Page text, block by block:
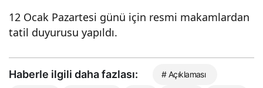
12 Ocak Pazartesi günü için resmi makamlardan
tatil duyurusu yapıldı.
Haberle ilgili daha fazlası: # Açıklaması